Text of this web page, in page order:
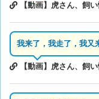
【動画】虎さん、飼
我来了，我走了，我又
【動画】虎さん、飼